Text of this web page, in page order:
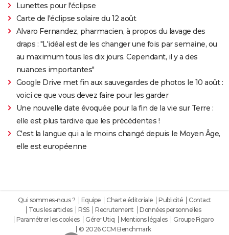
Lunettes pour l'éclipse
Carte de l'éclipse solaire du 12 août
Alvaro Fernandez, pharmacien, à propos du lavage des
draps : "L'idéal est de les changer une fois par semaine, ou
au maximum tous les dix jours. Cependant, il y a des
nuances importantes"
Google Drive met fin aux sauvegardes de photos le 10 août :
voici ce que vous devez faire pour les garder
Une nouvelle date évoquée pour la fin de la vie sur Terre :
elle est plus tardive que les précédentes !
C'est la langue qui a le moins changé depuis le Moyen Âge,
elle est européenne
Qui sommes-nous ? Equipe Charte éditoriale Publicité
Contact
Tous les articles
RSS Recrutement
Données personnelles
Paramétrer les cookies
Gérer Utiq Mentions légales
Groupe Figaro
© 2026 CCM Benchmark